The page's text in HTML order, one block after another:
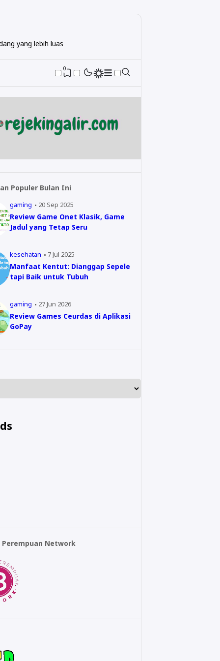
yang lebih luas
0
Populer Bulan Ini
gaming 20 Sep 2025
Review Game Onet Klasik, Game
Jadul yang Tetap Seru
kesehatan 7 Jul 2025
Manfaat Kentut: Dianggap Sepele
tapi Baik untuk Tubuh
gaming 27 Jun 2026
Review Games Ceurdas di Aplikasi
GoPay
Perempuan Network